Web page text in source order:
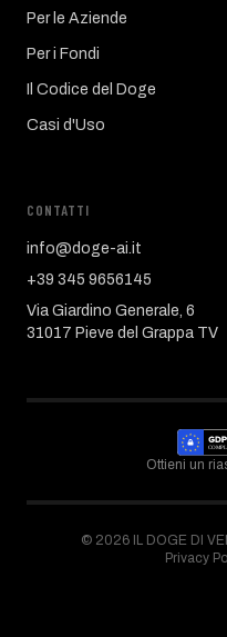
Per le Aziende
Per i Fondi
Il Codice del Doge
Casi d'Uso
CONTATTI
info@doge-ai.it
+39 345 9656145
Via Giardino Generale, 6
31017 Pieve del Grappa TV
Ottieni un
© 2026 IL DOGE DI
Privacy